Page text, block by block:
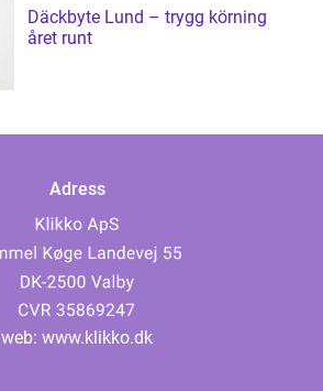
Däckbyte Lund – trygg körning
året runt
Adress
web: www.klikko.dk